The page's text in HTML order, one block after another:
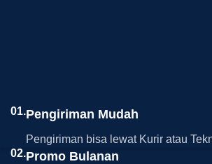
01.Pengiriman Mudah
Pengiriman bisa lewat Kurir atau
02.Promo Bulanan